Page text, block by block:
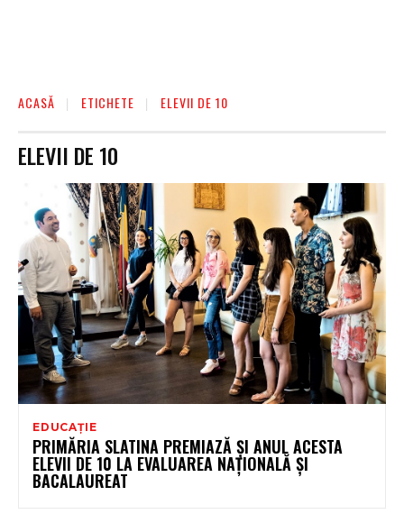
ACASĂ ETICHETE ELEVII DE 10
ELEVII DE 10
EDUCAȚIE
PRIMĂRIA SLATINA PREMIAZĂ ŞI ANUL ACESTA
ELEVII DE 10 LA EVALUAREA NAŢIONALĂ ŞI
BACALAUREAT